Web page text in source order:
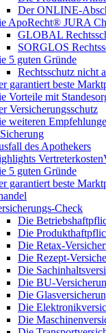
Der ONLINE-
ApoRecht® JURA
GLOBAL
SORGLOS
5 guten Gründe
Rechtsschutz nicht
garantiert beste
Vorteile mit
Versicherungsschutz
weiteren
des Apothekers
5 guten Gründe
garantiert beste
Check
Die
Die
Die Retax-
Die Rezept-
Die
Die BU-
Die
Die
Die